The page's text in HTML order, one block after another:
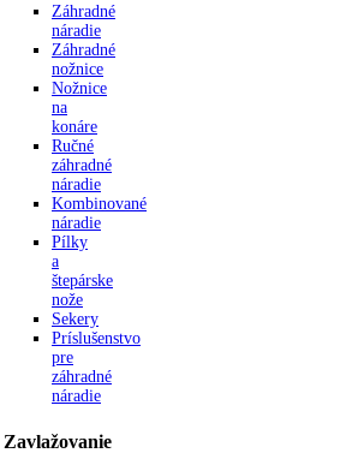
Záhradné
náradie
Záhradné
nožnice
Nožnice
na
konáre
Ručné
záhradné
náradie
Kombinované
náradie
Pílky
a
štepárske
nože
Sekery
Príslušenstvo
pre
záhradné
náradie
Zavlažovanie